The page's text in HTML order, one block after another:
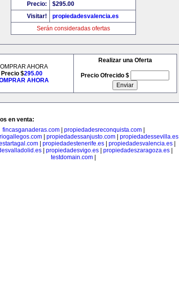
Precio:
$295.00
Visitar!
propiedadesvalencia.es
Serán consideradas ofertas
AHORA
Precio $295.00
AHORA
Realizar una Oferta
Precio Ofrecido $
en venta:
fincasganaderas.com| propiedadesreconquista.com|
| propiedadessanjusto.com| propiedadessevilla.es|
| propiedadestenerife.es| propiedadesvalencia.es|
propiedadesvigo.es propiedadeszaragoza.es
testdomain.com